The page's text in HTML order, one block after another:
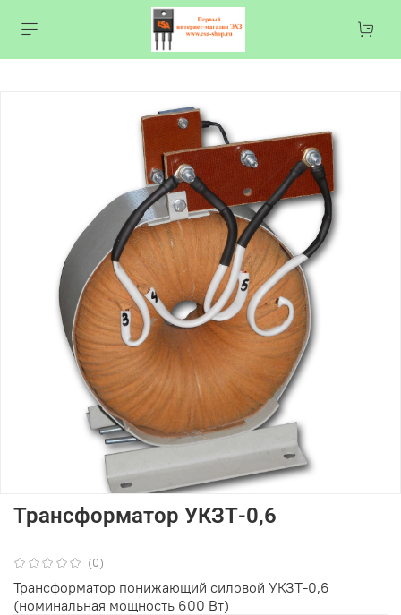
(0)
Трансформатор УКЗТ-0,6
Трансформатор понижающий силовой УКЗТ-0,6
(номинальная мощность 600 Вт)